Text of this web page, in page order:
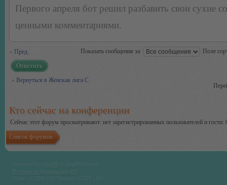
Первого апреля бот решил разбавить свои сухие
ценными комментариями.
Пред. Показать сообщения за: Поле
Ответить
Вернуться в Женская лига С
Кто сейчас на конференции
Сейчас этот форум просматривают: нет зарегистрированных пользователей и гости:
Список форумов
Time : 0.336s | 20 Queries | GZIP : On